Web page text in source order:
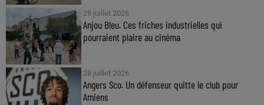
28 juillet 2026
Anjou Bleu. Ces friches industrielles qui
pourraient plaire au cinéma
28 juillet 2026
Angers Sco. Un défenseur quitte le club pour
Amiens